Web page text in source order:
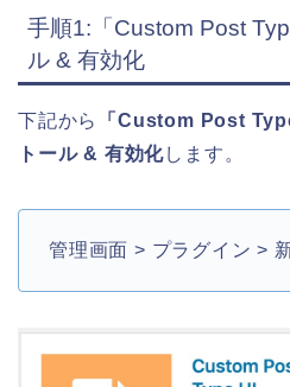
手順1:「Custom Post
ル & 有効化
下記から
「Custom Post
トール & 有効化します。
管理画面 > プラグイン >